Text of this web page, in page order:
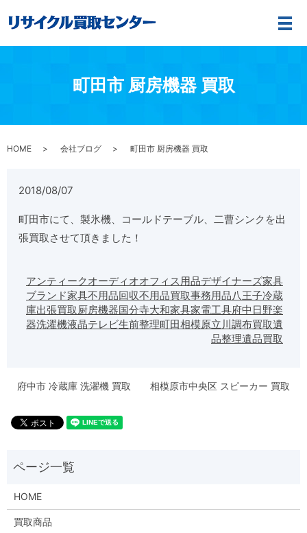
メ
町田市 厨房機器 買取
HOME 会社ブログ 町田市 厨房機器 買取
2018/08/07
町田市にて、製氷機、コールドテーブル、二曹シンクを出
張買取させて頂きました！
アンティークオーディオオフィス用品デザイナーズ家具
ブランド家具不用品回収不用品買取事務用品八王子冷蔵
庫出張買取 厨房機器国分寺大和家具家電工具府中 日野楽
器洗濯機液晶テレビ生前整理町田相模原立川調布買取遺
品整理遺品買取
府中市 冷蔵庫 洗濯機 買取 相模原市中央区 スピーカー 買取
HOME
買取商品